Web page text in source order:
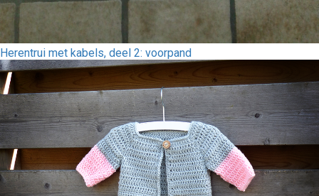
Herentrui met kabels, deel 2: voorpand